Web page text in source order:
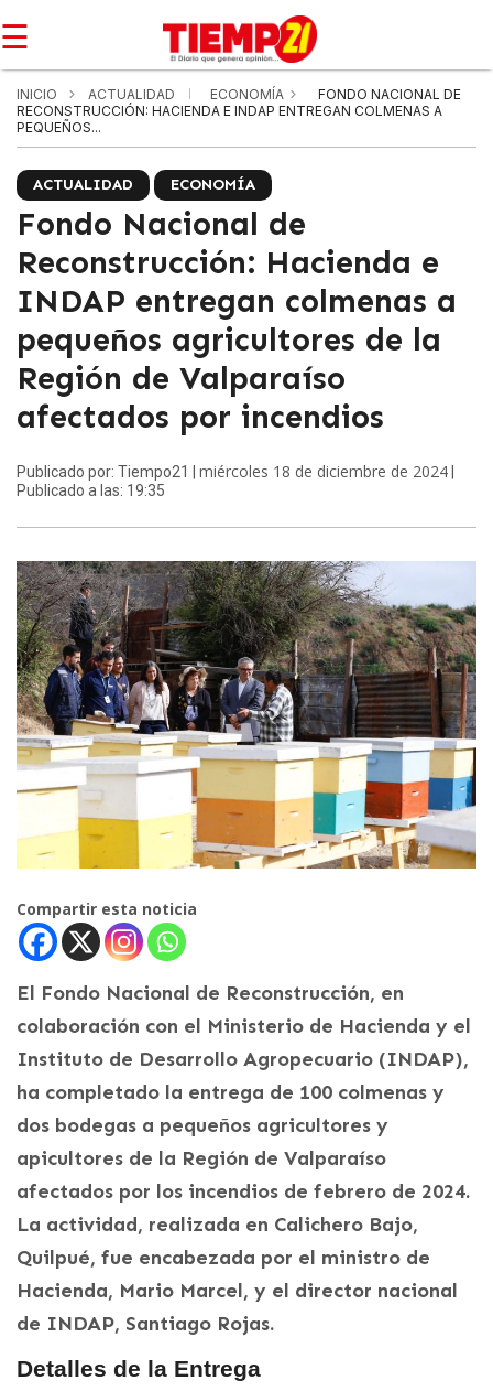
☰
INICIO ACTUALIDAD ECONOMÍA
FONDO NACIONAL DE
RECONSTRUCCIÓN: HACIENDA E INDAP ENTREGAN COLMENAS A
PEQUEÑOS...
ACTUALIDAD ECONOMÍA
Fondo Nacional de
Reconstrucción: Hacienda e
INDAP entregan colmenas a
pequeños agricultores de la
Región de Valparaíso
afectados por incendios
Publicado por: Tiempo21 | miércoles 18 de diciembre de 2024
Publicado a las: 19:35
Compartir esta noticia
El Fondo Nacional de Reconstrucción, en
colaboración con el Ministerio de Hacienda y el
Instituto de Desarrollo Agropecuario (INDAP),
ha completado la entrega de 100 colmenas y
dos bodegas a pequeños agricultores y
apicultores de la Región de Valparaíso
afectados por los incendios de febrero de 2024.
La actividad, realizada en Calichero Bajo,
Quilpué, fue encabezada por el ministro de
Hacienda, Mario Marcel, y el director nacional
de INDAP, Santiago Rojas.
Detalles de la Entrega